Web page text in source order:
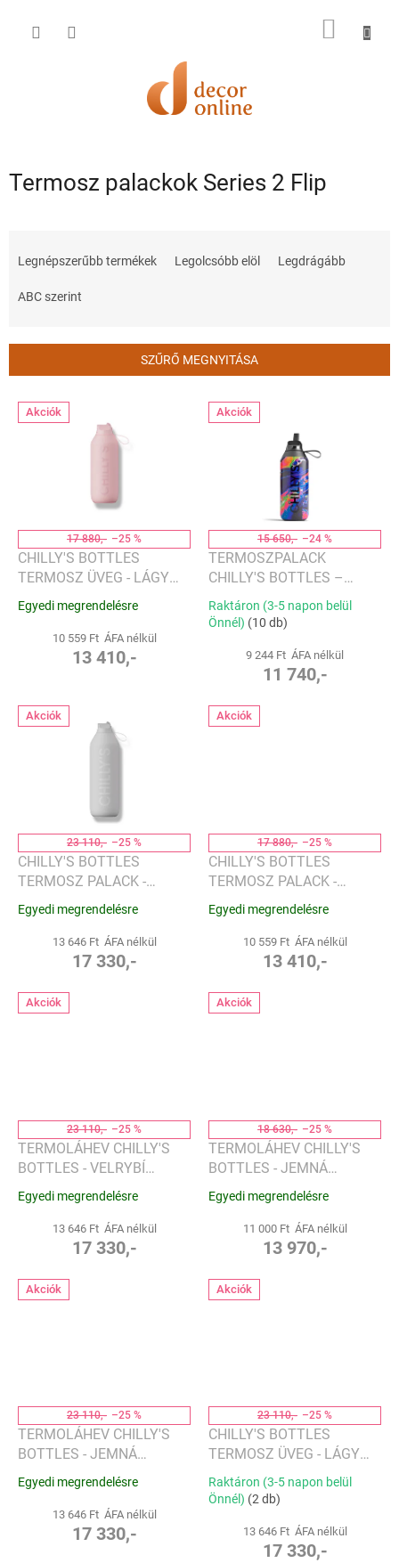
KOSÁR
Termosz palackok Series 2 Flip
m
k
Legnépszerűbb termékek Legolcsóbb elöl Legdrágább
ABC szerint
SZŰRŐ MEGNYITÁSA
T Akciók
17 880,- –25 %
CHILLY'S BOTTLES
TERMOSZ ÜVEG - LÁGY
RÓZSASZÍN 500 ML,
SERIES 2 FLIP EDITION
Egyedi megrendelésre
10 559 Ft ÁFA nélkül
13 410,-
Akciók
15 650,- –24 %
TERMOSZPALACK
CHILLY'S BOTTLES –
DREAMSCAPE, NEON
GALAXY 500 ML, SERIES 2
Raktáron (3-5 napon belül
Önnél) (10 db)
9 244 Ft ÁFA nélkül
11 740,-
Akciók
23 110,- –25 %
CHILLY'S BOTTLES
TERMOSZ PALACK -
GRÁNITSZÜRKE 1000 ML,
SERIES 2 FLIP EDITION
Egyedi megrendelésre
13 646 Ft ÁFA nélkül
17 330,-
Akciók
17 880,- –25 %
CHILLY'S BOTTLES
TERMOSZ PALACK -
BÁLNAKÉK 500 ML,
SERIES 2 FLIP EDITION
Egyedi megrendelésre
10 559 Ft ÁFA nélkül
13 410,-
Akciók
23 110,- –25 %
TERMOLÁHEV CHILLY'S
BOTTLES - VELRYBÍ
MODRÁ 1000ML, EDICE
SERIES 2 FLIP
Egyedi megrendelésre
13 646 Ft ÁFA nélkül
17 330,-
Akciók
18 630,- –25 %
TERMOLÁHEV CHILLY'S
BOTTLES - JEMNÁ
ZELENÁ 500ML, EDICE
SERIES 2 FLIP
Egyedi megrendelésre
11 000 Ft ÁFA nélkül
13 970,-
Akciók
23 110,- –25 %
TERMOLÁHEV CHILLY'S
BOTTLES - JEMNÁ
ZELENÁ 1000ML, EDICE
SERIES 2 FLIP
Egyedi megrendelésre
13 646 Ft ÁFA nélkül
17 330,-
Akciók
23 110,- –25 %
CHILLY'S BOTTLES
TERMOSZ ÜVEG - LÁGY
RÓZSASZÍN 1000 ML,
SERIES 2 FLIP EDITION
Raktáron (3-5 napon belül
Önnél) (2 db)
13 646 Ft ÁFA nélkül
17 330,-